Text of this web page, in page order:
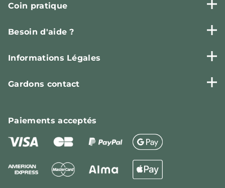
Coin pratique
Besoin d'aide ?
Informations Légales
Gardons contact
Paiementsacceptés